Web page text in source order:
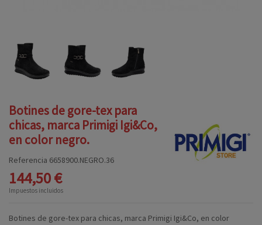
Botines de gore-tex para
chicas, marca Primigi Igi&Co,
en color negro.
Referencia 6658900.NEGRO.36
144,50 €
Impuestos incluidos
Botines de gore-tex para chicas, marca Primigi Igi&Co, en color